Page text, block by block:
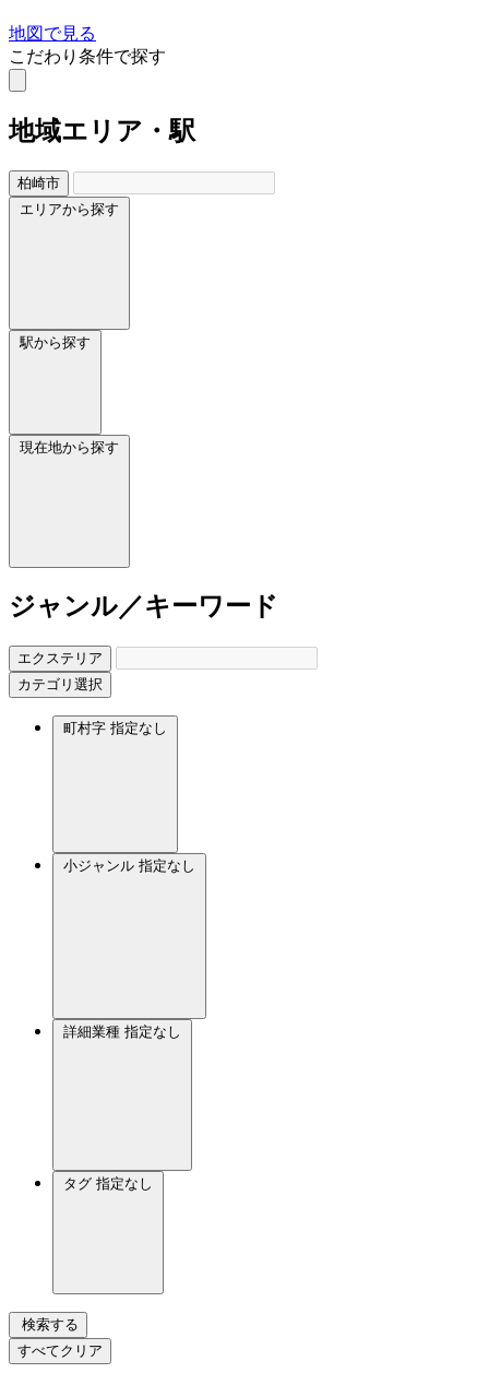
地図で見る
こだわり条件で探す
地域エリア・駅
柏崎市
エリアから探す
駅から探す
現在地から探す
ジャンル／キーワード
エクステリア
カテゴリ選択
町村字 指定なし
小ジャンル 指定なし
詳細業種 指定なし
タグ 指定なし
検索する
すべてクリア